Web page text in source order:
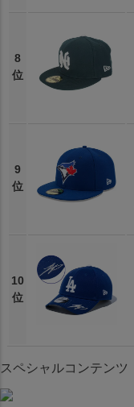
8
位
9
位
10
位
スペシャルコンテンツ